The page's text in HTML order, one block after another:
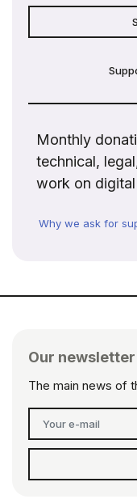
Monthly
technical,
work on
Why we ask for
Our newsletter
The main news of